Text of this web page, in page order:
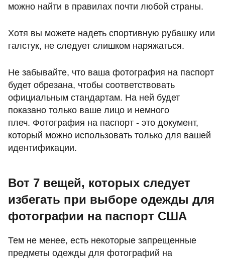
можно найти в правилах почти любой страны.
Хотя вы можете надеть спортивную рубашку или
галстук, не следует слишком наряжаться.
Не забывайте, что ваша фотография на паспорт
будет обрезана, чтобы соответствовать
официальным стандартам. На ней будет
показано только ваше лицо и немного
плеч. Фотография на паспорт - это документ,
который можно использовать только для вашей
идентификации.
Вот 7 вещей, которых следует
избегать при выборе одежды для
фотографии на паспорт США
Тем не менее, есть некоторые запрещенные
предметы одежды для фотографий на